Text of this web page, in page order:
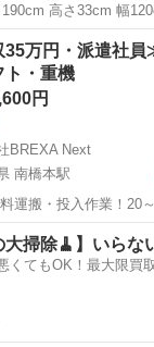
ッドソファ 長さ190cm 高さ33cm 幅
橋駅 ベッド ソフ
万円・派遣社員
ト・重機
円
BREXA Next
南橋本駅
運搬・投入作業！20
費会社負担！年間休
！就業先食堂利用可
事 ◇電...
南橋本駅 その他
大掃除🧹】いらな
くてもOK！最大限買